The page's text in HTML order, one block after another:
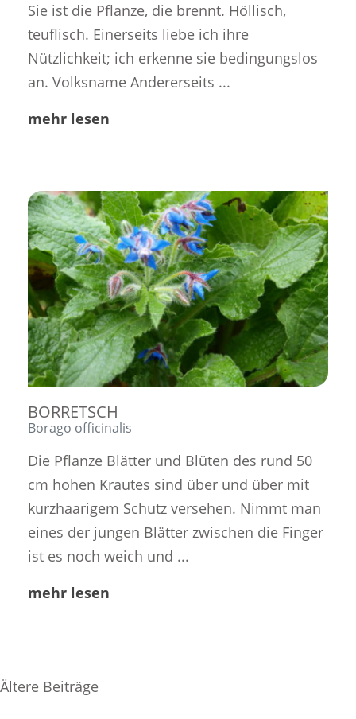
Sie ist die Pflanze, die brennt. Höllisch,
teuflisch. Einerseits liebe ich ihre
Nützlichkeit; ich erkenne sie bedingungslos
an. Volksname Andererseits ...
mehr lesen
BORRETSCH
Borago officinalis
Die Pflanze Blätter und Blüten des rund 50
cm hohen Krautes sind über und über mit
kurzhaarigem Schutz versehen. Nimmt man
eines der jungen Blätter zwischen die Finger
ist es noch weich und ...
mehr lesen
Beitragsnavigation
Ältere Beiträge